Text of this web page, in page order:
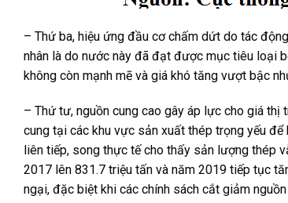
– Thứ ba, hiệu ứng đầu cơ chấm dứt do tác
nhân là do nước này đã đạt được mục tiêu loại
không còn mạnh mẽ và giá khó tăng vượt bậc
– Thứ tư, nguồn cung cao gây áp lực cho giá
cung tại các khu vực sản xuất thép trọng yếu
liên tiếp, song thực tế cho thấy sản lượng thép
2017 lên 831.7 triệu tấn và năm 2019 tiếp tục
ngại, đặc biệt khi các chính sách cắt giảm